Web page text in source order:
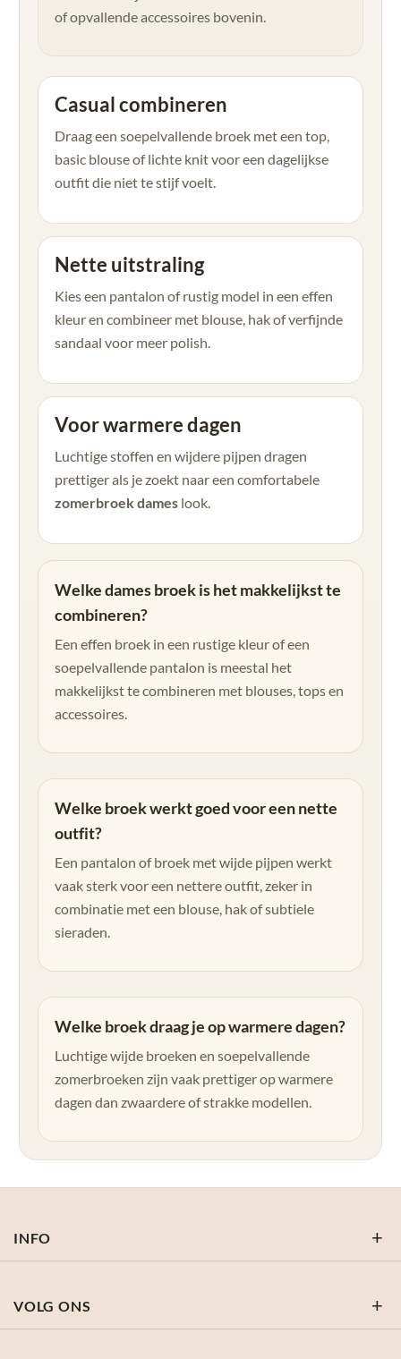
of opvallende accessoires bovenin.
Casual combineren
Draag een soepelvallende broek met een top,
basic blouse of lichte knit voor een dagelijkse
outfit die niet te stijf voelt.
Nette uitstraling
Kies een pantalon of rustig model in een effen
kleur en combineer met blouse, hak of verfijnde
sandaal voor meer polish.
Voor warmere dagen
Luchtige stoffen en wijdere pijpen dragen
prettiger als je zoekt naar een comfortabele
zomerbroek dames look.
Welke dames broek is het makkelijkst te
combineren?
Een effen broek in een rustige kleur of een
soepelvallende pantalon is meestal het
makkelijkst te combineren met blouses, tops en
accessoires.
Welke broek werkt goed voor een nette
outfit?
Een pantalon of broek met wijde pijpen werkt
vaak sterk voor een nettere outfit, zeker in
combinatie met een blouse, hak of subtiele
sieraden.
Welke broek draag je op warmere dagen?
Luchtige wijde broeken en soepelvallende
zomerbroeken zijn vaak prettiger op warmere
dagen dan zwaardere of strakke modellen.
INFO
VOLG ONS